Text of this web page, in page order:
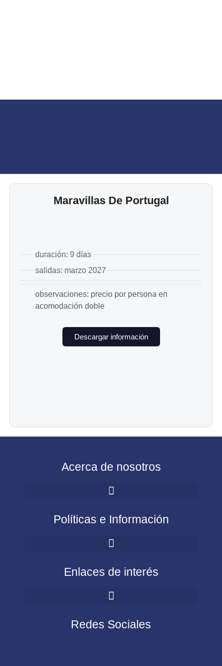
Maravillas De Portugal
duración: 9 días
salidas: marzo 2027
observaciones: precio por persona en
acomodación doble
Descargar información
Acerca de nosotros
Políticas e Información
Enlaces de interés
Redes Sociales